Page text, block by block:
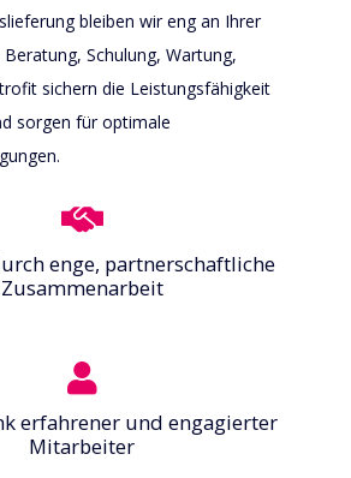
bleiben wir eng an Ihrer
Schulung, Wartung,
sichern die Leistungsfähigkeit
sorgen für optimale
enge, partnerschaftliche
Zusammenarbeit
erfahrener und engagierter
Mitarbeiter